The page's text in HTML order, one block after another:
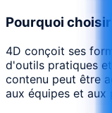
Pourquoi choisir
4D conçoit ses
d'outils pratiques
contenu peut être
aux équipes et